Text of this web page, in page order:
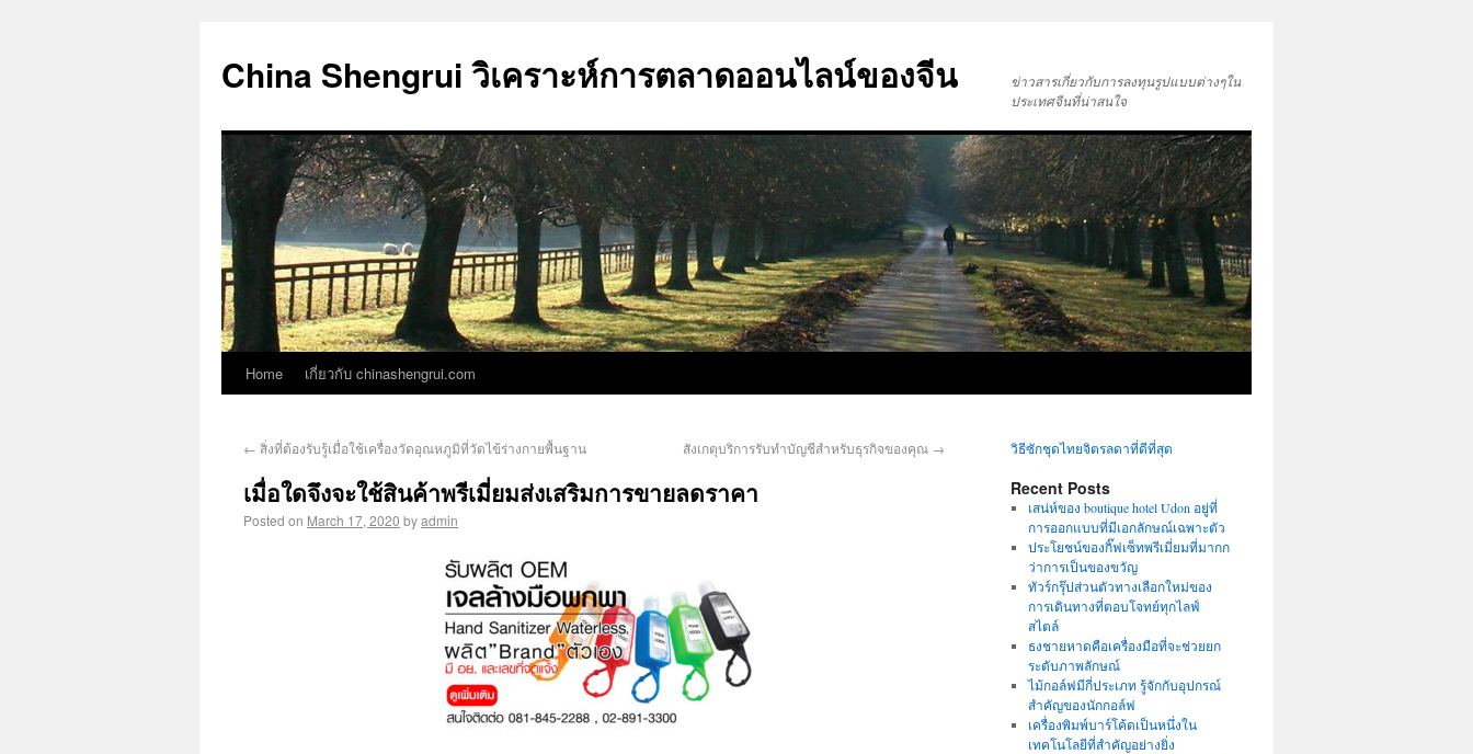
China Shengrui วิเคราะห์การตลาดออนไลน์ของจีน
ข่าวสารเกี่ยวกับการลงทุนรูปแบบต่างๆใน
ประเทศจีนที่น่าสนใจ
Home เกี่ยวกับ chinashengrui.com
← สิ่งที่ต้องรับรู้เมื่อใช้เครื่องวัดอุณหภูมิที่วัดไข้ร่างกายพื้นฐาน สังเกตุบริการรับทำบัญชีสำหรับธุรกิจของคุณ →
เมื่อใดจึงจะใช้สินค้าพรีเมี่ยมส่งเสริมการขายลดราคา
Posted on March 17, 2020 byadmin
วิธีซักชุดไทยจิตรลดาที่ดีที่สุด
Recent Posts
เสน่ห์ของ boutique hotel Udon อยู่ที่
การออกแบบที่มีเอกลักษณ์เฉพาะตัว
ประโยชน์ของกิ๊ฟเซ็ทพรีเมี่ยมที่มากก
ว่าการเป็นของขวัญ
ทัวร์กรุ๊ปส่วนตัวทางเลือกใหม่ของ
การเดินทางที่ตอบโจทย์ทุกไลฟ์
สไตล์
ธงชายหาดคือเครื่องมือที่จะช่วยยก
ระดับภาพลักษณ์
ไม้กอล์ฟมีกี่ประเภท รู้จักกับอุปกรณ์
สำคัญของนักกอล์ฟ
เครื่องพิมพ์บาร์โค้ดเป็นหนึ่งใน
เทคโนโลยีที่สำคัญอย่างยิ่ง